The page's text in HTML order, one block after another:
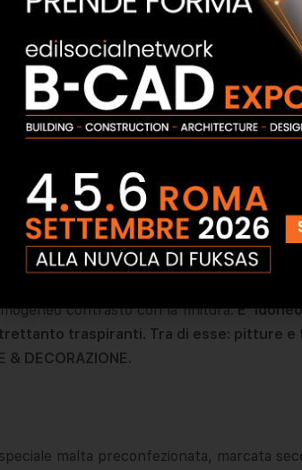
della stagione e delle condizioni
consigliato con un minimo di mm 40.
Per l’applicazione manuale mescolare il
ogni sacco da 13 kg. Si consiglia di
con il marciapiede lasciandolo
DI APPLICAZIONE
dopo minimo 28 giorni, procedere
in polvere che migliora la resistenza
contrasto con la finitura.E’
traspiranti. Tra di esse: pitture e
DECORAZIONE.
malta preconfezionata, marcata